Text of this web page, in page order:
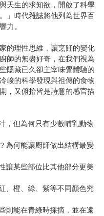
天生的求知欲，開啟了科學
」時代雜誌將他列為世界百
力。
的理性思維，讓烹飪的變化
師的無盡好奇，在我們視為
隱藏已久卻主宰味覺體驗的
峻的科學發現與祖傳的食物
，又俯拾皆是詩意的感官描
，但為何只有少數哺乳動物
為何能讓廚師做出結構最變
讓某些部位比其他部分更美
、橙、綠、紫等不同顏色究
則能在青綠時採摘，並在遠